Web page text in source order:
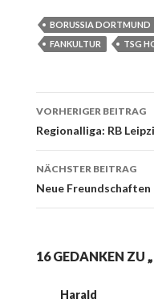
BORUSSIA DORTMUND
FANKULTUR
TSG
Beitrags-
Navigation
VORHERIGER BEITRAG
Regionalliga: RB
NÄCHSTER BEITRAG
Neue Freundschaften
16 GEDANKEN ZU
Harald